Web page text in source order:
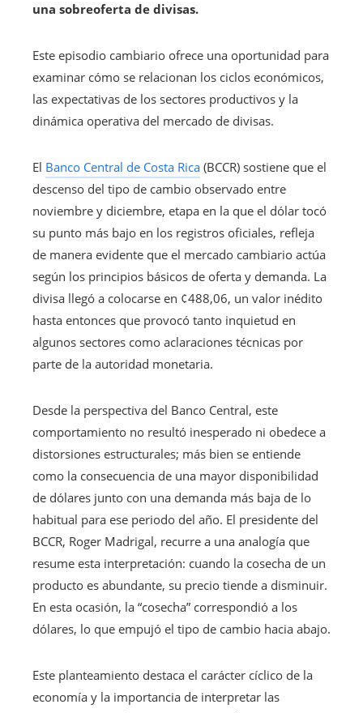
una sobreoferta de divisas.
Este episodio cambiario ofrece una oportunidad para
examinar cómo se relacionan los ciclos económicos,
las expectativas de los sectores productivos y la
dinámica operativa del mercado de divisas.
El Banco Central de Costa Rica (BCCR) sostiene que el
descenso del tipo de cambio observado entre
noviembre y diciembre, etapa en la que el dólar tocó
su punto más bajo en los registros oficiales, refleja
de manera evidente que el mercado cambiario actúa
según los principios básicos de oferta y demanda. La
divisa llegó a colocarse en ¢488,06, un valor inédito
hasta entonces que provocó tanto inquietud en
algunos sectores como aclaraciones técnicas por
parte de la autoridad monetaria.
Desde la perspectiva del Banco Central, este
comportamiento no resultó inesperado ni obedece a
distorsiones estructurales; más bien se entiende
como la consecuencia de una mayor disponibilidad
de dólares junto con una demanda más baja de lo
habitual para ese periodo del año. El presidente del
BCCR, Roger Madrigal, recurre a una analogía que
resume esta interpretación: cuando la cosecha de un
producto es abundante, su precio tiende a disminuir.
En esta ocasión, la “cosecha” correspondió a los
dólares, lo que empujó el tipo de cambio hacia abajo.
Este planteamiento destaca el carácter cíclico de la
economía y la importancia de interpretar las